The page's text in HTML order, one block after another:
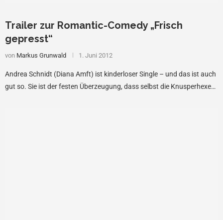
Trailer zur Romantic-Comedy „Frisch
gepresst“
von Markus Grunwald 1. Juni 2012
Andrea Schnidt (Diana Amft) ist kinderloser Single – und das ist auch
gut so. Sie ist der festen Überzeugung, dass selbst die Knusperhexe…